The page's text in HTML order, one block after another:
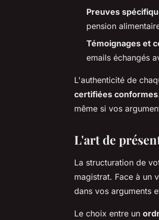
Preuves
pension
Témoignages et
emails échangés
L'authenticité de
certifiées conformes
même si vos
L'art de
La structuration de
magistrat. Face à un
dans vos arguments
Le choix entre un